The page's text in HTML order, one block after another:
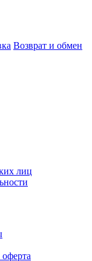
Возврат и обмен
лиц